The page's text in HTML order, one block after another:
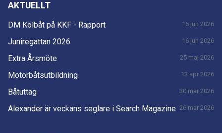
AKTUELLT
DM Kölbåt på KKF - Rapport 16 jun 2026
Juniregattan 2026 16 jun 2026
Extra Årsmöte 25 maj 2026
Motorbåtsutbildning 13 apr 2026
Båtuttag 30 mar 2026
Alexander är veckans seglare i Search Magazine 26 mar 2026